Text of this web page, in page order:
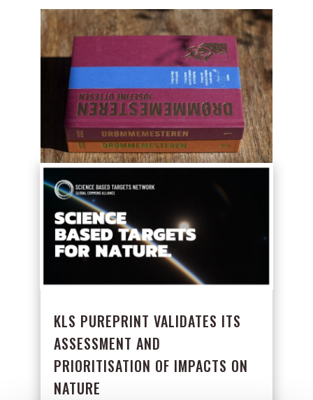
KLS PUREPRINT VALIDATES ITS
ASSESSMENT AND
PRIORITISATION OF IMPACTS ON
NATURE